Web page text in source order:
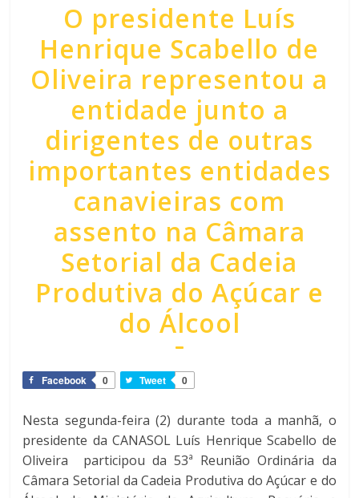
O presidente Luís
Henrique Scabello de
Oliveira representou a
entidade junto a
dirigentes de outras
importantes entidades
canavieiras com
assento na Câmara
Setorial da Cadeia
Produtiva do Açúcar e
do Álcool
Facebook 0 Tweet 0
Nesta segunda-feira (2) durante toda a manhã, o
presidente da CANASOL Luís Henrique Scabello de
Oliveira participou da 53ª Reunião Ordinária da
Câmara Setorial da Cadeia Produtiva do Açúcar e do